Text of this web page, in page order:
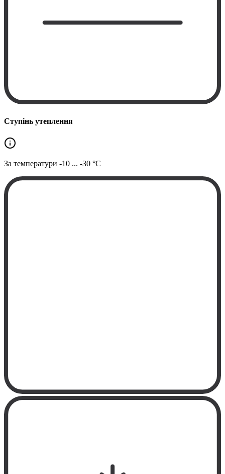
Ступінь утеплення
За температури -10 ... -30 °C